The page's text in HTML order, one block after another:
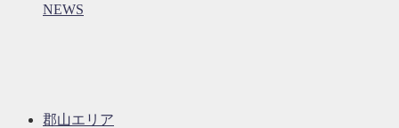
NEWS
郡山エリア